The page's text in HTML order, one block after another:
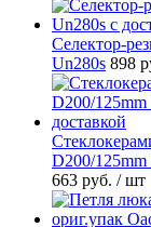
Селектор-
Un280s 898
D200/125mm
663 руб. / шт